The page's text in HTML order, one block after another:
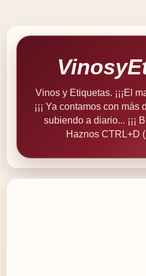
Vinos y Etiquetas. ¡¡¡El
¡¡¡ Ya contamos con
subiendo a diario... ¡¡¡
Haznos CTRL+D